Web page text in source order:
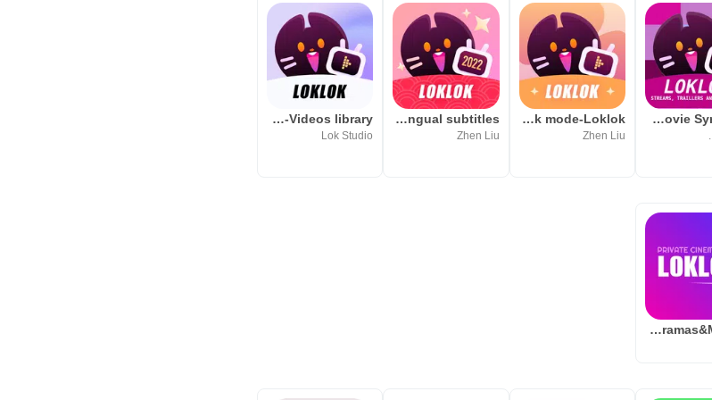
Lok-lok for Movie Synopsis
Dark mode-Loklok
Zhen Liu
Loklok-Multilingual subtitles
Zhen Liu
Loklok-Videos library
Lok Studio
Loklok-Dramas&Movies